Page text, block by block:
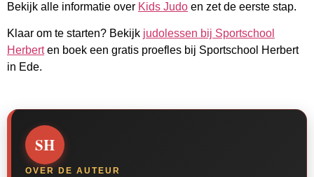
Bekijk alle informatie over Kids Judo en zet de eerste stap.
Klaar om te starten? Bekijk judolessen bij Sportschool
Herberten boek een gratis proefles bij Sportschool Herbert
in Ede.
SH
OVER DE AUTEUR